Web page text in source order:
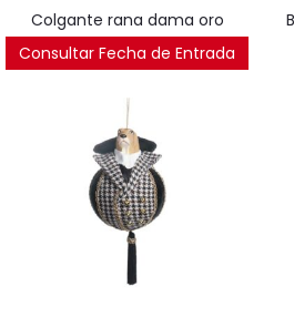
colgante rana dama oro
35€
Consultar Fecha de Entrada